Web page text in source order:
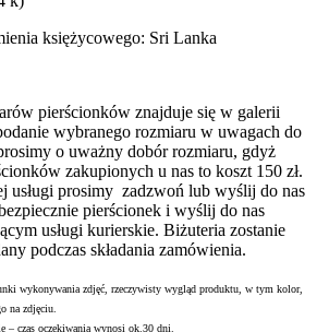
księżycowego: Sri Lanka
pierścionków znajduje się w galerii
wybranego rozmiaru w uwagach do
o uważny dobór rozmiaru, gdyż
zakupionych u nas to koszt 150 zł.
usługi prosimy zadzwoń lub wyślij do nas
pierścionek i wyślij do nas
usługi kurierskie. Biżuteria zostanie
podczas składania zamówienia.
wykonywania zdjęć, rzeczywisty wygląd produktu, w tym kolor,
na zdjęciu.
– czas oczekiwania wynosi ok.30 dni.